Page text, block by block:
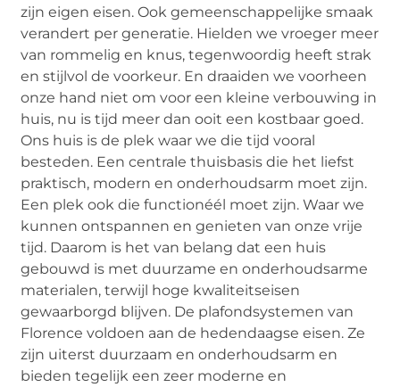
zijn eigen eisen. Ook gemeenschappelijke smaak
verandert per generatie. Hielden we vroeger meer
van rommelig en knus, tegenwoordig heeft strak
en stijlvol de voorkeur. En draaiden we voorheen
onze hand niet om voor een kleine verbouwing in
huis, nu is tijd meer dan ooit een kostbaar goed.
Ons huis is de plek waar we die tijd vooral
besteden. Een centrale thuisbasis die het liefst
praktisch, modern en onderhoudsarm moet zijn.
Een plek ook die functionéél moet zijn. Waar we
kunnen ontspannen en genieten van onze vrije
tijd. Daarom is het van belang dat een huis
gebouwd is met duurzame en onderhoudsarme
materialen, terwijl hoge kwaliteitseisen
gewaarborgd blijven. De plafondsystemen van
Florence voldoen aan de hedendaagse eisen. Ze
zijn uiterst duurzaam en onderhoudsarm en
bieden tegelijk een zeer moderne en